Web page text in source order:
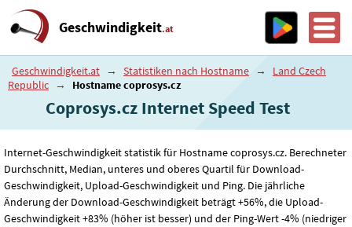
Geschwindigkeit.at
Geschwindigkeit.at → Statistiken nach Hostname →
Land Czech
Republic → Hostname coprosys.cz
Coprosys.cz Internet Speed ​​Test
Internet-Geschwindigkeit statistik für Hostname coprosys.cz. Berechneter
Durchschnitt, Median, unteres und oberes Quartil für Download-
Geschwindigkeit, Upload-Geschwindigkeit und Ping. Die jährliche
Änderung der Download-Geschwindigkeit beträgt +56%, die Upload-
Geschwindigkeit +83% (höher ist besser) und der Ping-Wert -4% (niedriger